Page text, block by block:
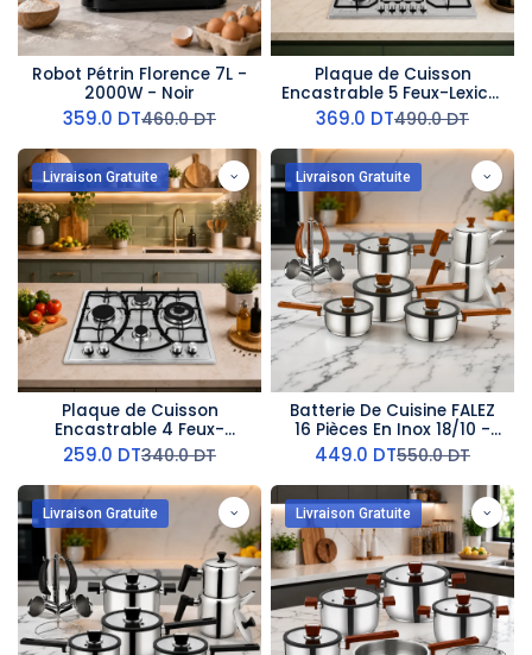
Robot Pétrin Florence 7L -
2000W - Noir
359.0 DT460.0DT
Plaque de Cuisson
Encastrable 5 Feux-Lexical
- Fonte
369.0 DT490.0DT
Livraison Gratuite
Plaque de Cuisson
Encastrable 4 Feux-
Lexical - Métal
259.0 DT340.0DT
Livraison Gratuite
Batterie De Cuisine FALEZ
16 Pièces En Inox 18/10 -
Effet Bois
449.0 DT550.0DT
Livraison Gratuite Livraison Gratuite